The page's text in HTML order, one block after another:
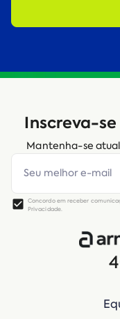
Inscreva-
Mantenha-se
Concordo em receber
Privacidade.